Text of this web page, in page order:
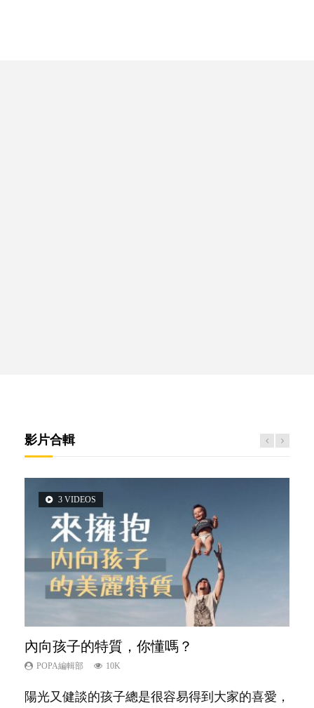
影片合輯
3 VIDEOS
內向孩子的特質，你懂嗎？
POPA編輯部 10K
陽光又健談的孩子總是很容易得到大家的喜愛，
5 VIDEOS
夫妻必看！經營婚姻，沒捷徑
POPA編輯部 22.9K
你是不是也曾經以為只要跟相愛的人結婚，就自
2 VIDEOS
想孩子學好外語，點做好？
POPA編輯部 9.9K
有人話學多種語言越早開始越好，有人卻說一時
6 VIDEOS
愛孩子也別忘了愛自己，父母如何關顧自
己的身心靈？
14 VIDEOS
新手父母不用怕
POPA編輯部 16.3K
相信許多人初為人父母，由懷孕開始到孩子呱呱